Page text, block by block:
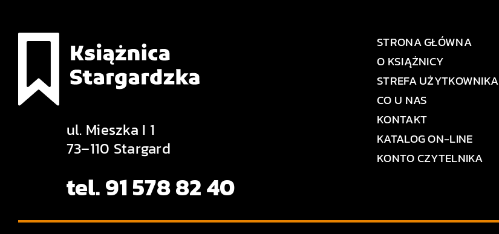
ul. Mieszka I 1
73–110 Stargard
tel. 91 578 82 40
STRONA GŁÓWNA
O KSIĄŻNICY
STREFA UŻYTKOWNIKA
CO U NAS
KONTAKT
KATALOG ON-LINE
KONTO CZYTELNIKA